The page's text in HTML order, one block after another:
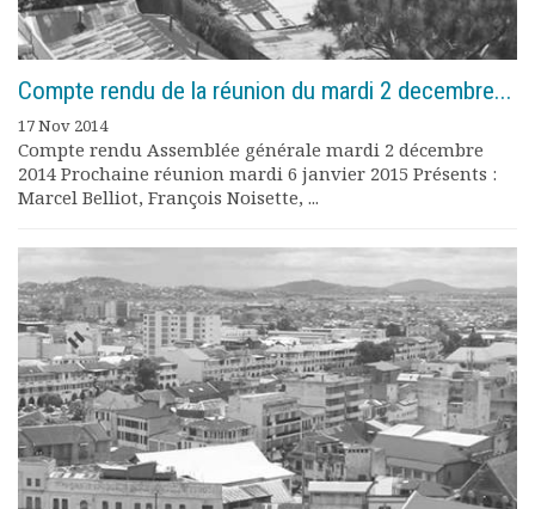
Compte rendu de la réunion du mardi 2 decembre...
17 Nov 2014
Compte rendu Assemblée générale mardi 2 décembre
2014 Prochaine réunion mardi 6 janvier 2015 Présents :
Marcel Belliot, François Noisette, ...